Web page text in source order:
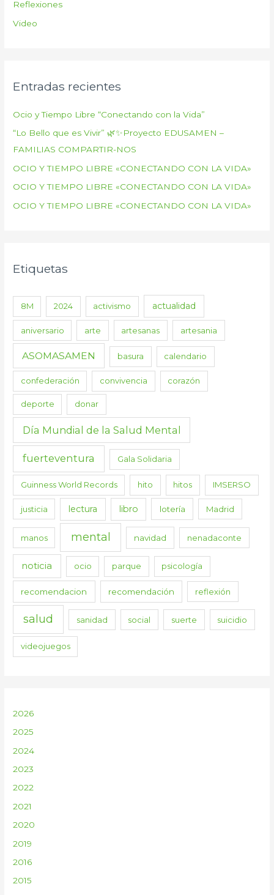
Reflexiones
Video
Entradas recientes
Ocio y Tiempo Libre “Conectando con la Vida”
“Lo Bello que es Vivir” 🌿✨Proyecto EDUSAMEN –
FAMILIAS COMPARTIR-NOS
OCIO Y TIEMPO LIBRE «CONECTANDO CON LA VIDA»
OCIO Y TIEMPO LIBRE «CONECTANDO CON LA VIDA»
OCIO Y TIEMPO LIBRE «CONECTANDO CON LA VIDA»
Etiquetas
8M 2024 activismo actualidad
aniversario arte artesanas artesania
ASOMASAMEN basura calendario
confederación convivencia corazón
deporte donar
Día Mundial de la Salud Mental
fuerteventura Gala Solidaria
Guinness World Records hito hitos IMSERSO
justicia lectura libro lotería Madrid
manos mental navidad nenadaconte
noticia ocio parque psicología
recomendacion recomendación reflexión
salud sanidad social suerte suicidio
videojuegos
2026
2025
2024
2023
2022
2021
2020
2019
2016
2015